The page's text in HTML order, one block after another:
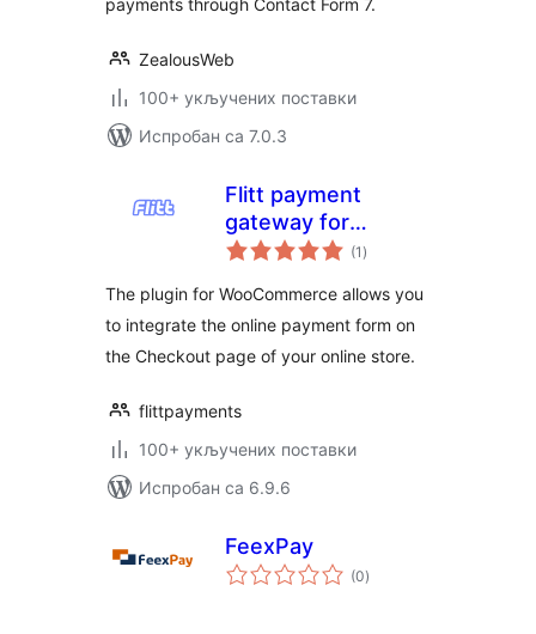
payments through Contact Form 7.
ZealousWeb
100+ укључених поставки
Испробан са 7.0.3
Flitt payment
gateway for
WooCommerce
(1 укупних
оцена
)
The plugin for WooCommerce allows you
to integrate the online payment form on
the Checkout page of your online store.
flittpayments
100+ укључених поставки
Испробан са 6.9.6
FeexPay
(0укупних
оцена
)